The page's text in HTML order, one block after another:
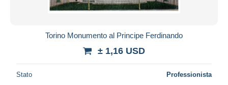
Torino Monumento al Principe Ferdinando
± 1,16 USD
Stato Professionista